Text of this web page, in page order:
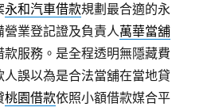
永和汽車借款規劃最合適的永
業登記證及負責人萬華當舖
服務。是全程透明無隱藏費
人誤以為是合法當舖在當地貸
桃園借款依照小額借款媒合平